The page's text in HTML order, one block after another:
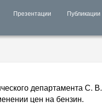
Презентации Публикации
департамента С. В.
цен на бензин.